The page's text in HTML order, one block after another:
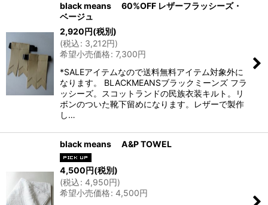
black means 60%OFF レザーフラッシーズ・
ベージュ
2,920円(税別)
(税込: 3,212円)
希望小売価格: 7,300円
*SALEアイテムなので送料無料アイテム対象外に
なります。 BLACKMEANSブラックミーンズ フラ
ッシーズ。スコットランドの民族衣装キルト。リ
ボンのついた靴下留めになります。レザーで製作
し…
black means A&P TOWEL
4,500円(税別)
(税込: 4,950円)
希望小売価格: 4,500円